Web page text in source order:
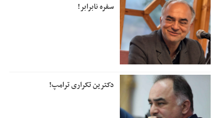
سفره نابرابر!
دکترین تکراری ترامپ!